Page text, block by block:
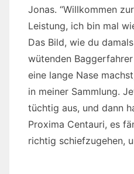
Jonas. “Willkommen
Leistung, ich bin mal
Das Bild, wie du
wütenden
eine lange Nase
in meiner Sammlung.
tüchtig aus, und dann
Proxima Centauri, es
richtig schiefzugehen,